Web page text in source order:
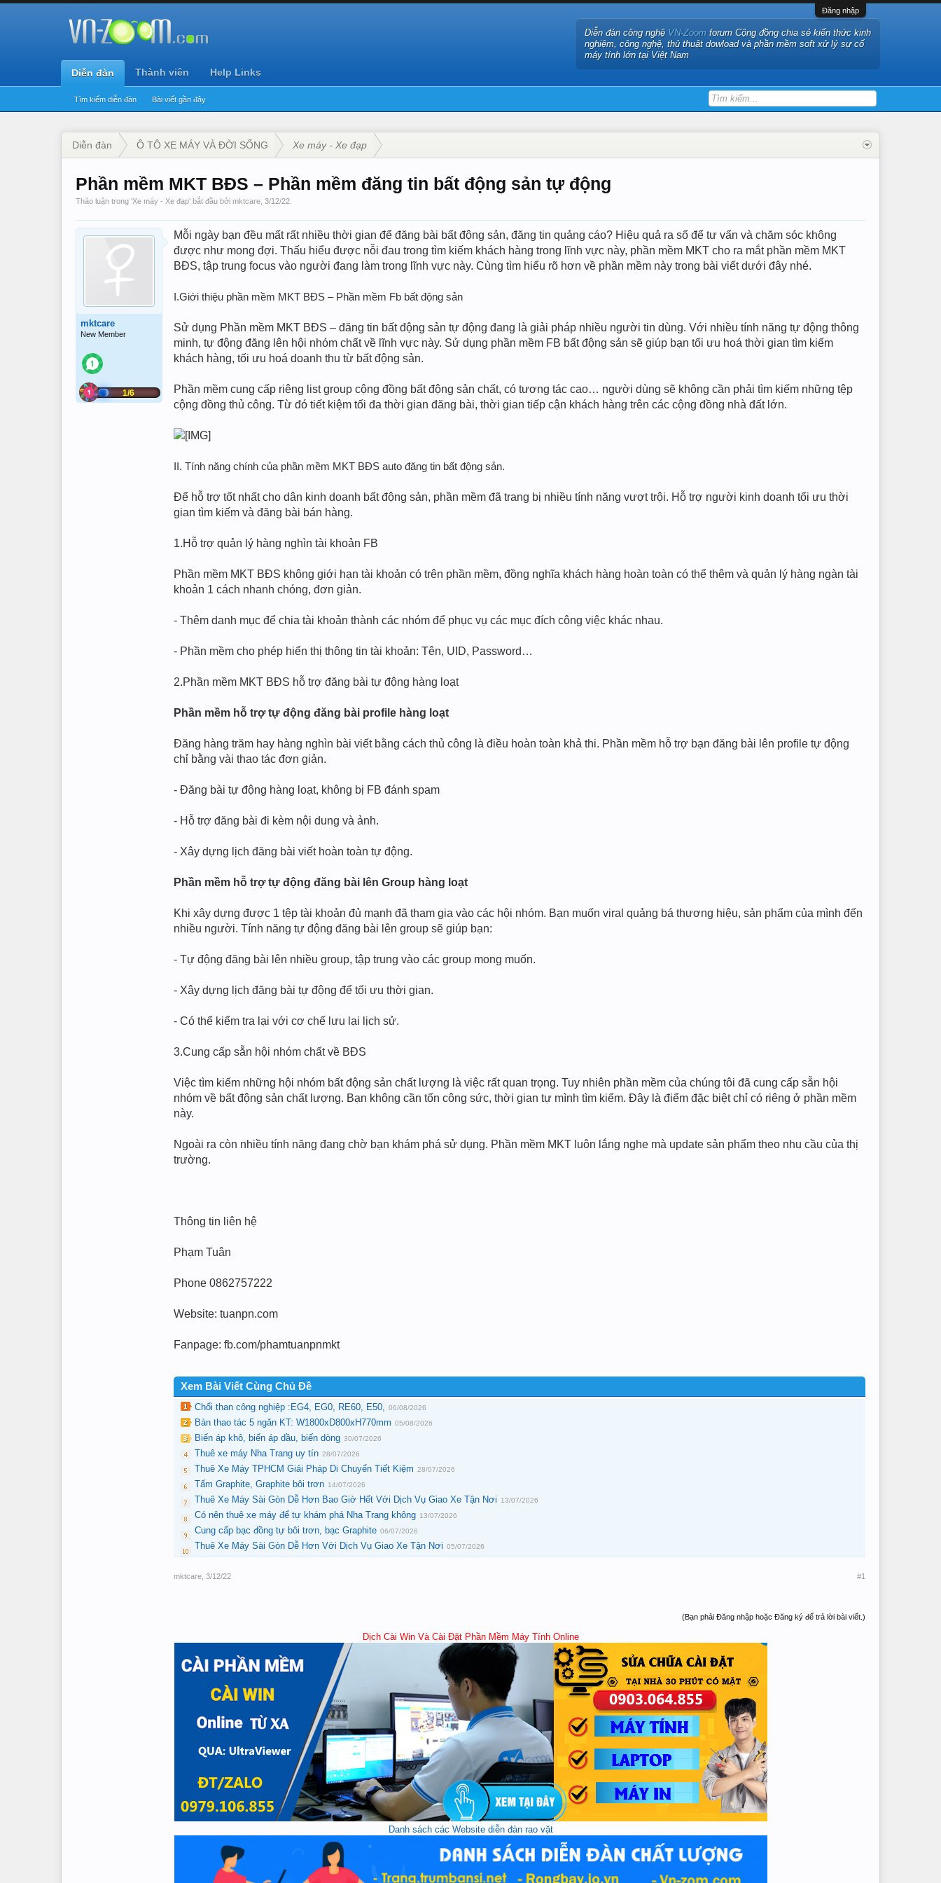
Đăng nhập
Diễn đàn công nghệ VN-Zoom forum Cộng đồng chia sẻ kiến thức kinh
nghiệm, công nghệ, thủ thuật dowload và phần mềm soft xử lý sự cố
máy tính lớn tại Việt Nam
Diễn đàn
Tìm kiếm diễn đàn Bài viết gần đây
Thành viên Help Links
Diễn đàn Ô TÔ XE MÁY VÀ ĐỜI SỐNG Xe máy - Xe đạp
Phần mềm MKT BĐS – Phần mềm đăng tin bất động sản tự động
Thảo luận trong 'Xe máy - Xe đạp' bắt đầu bởi mktcare 3/12/22
mktcare
New Member
1/6
Mỗi ngày bạn đều mất rất nhiều thời gian để đăng bài bất động sản, đăng tin quảng cáo? Hiệu quả ra số để tư vấn và chăm sóc không
được như mong đợi. Thấu hiểu được nỗi đau trong tìm kiếm khách hàng trong lĩnh vực này, phần mềm MKT cho ra mắt phần mềm MKT
BĐS, tập trung focus vào người đang làm trong lĩnh vực này. Cùng tìm hiểu rõ hơn về phần mềm này trong bài viết dưới đây nhé.
I.Giới thiệu phần mềm MKT BĐS – Phần mềm Fb bất động sản
Sử dụng Phần mềm MKT BĐS – đăng tin bất động sản tự động đang là giải pháp nhiều người tin dùng. Với nhiều tính năng tự động thông
minh, tự động đăng lên hội nhóm chất về lĩnh vực này. Sử dụng phần mềm FB bất động sản sẽ giúp bạn tối ưu hoá thời gian tìm kiếm
khách hàng, tối ưu hoá doanh thu từ bất động sản.
Phần mềm cung cấp riêng list group cộng đồng bất động sản chất, có tương tác cao… người dùng sẽ không cần phải tìm kiếm những tệp
cộng đồng thủ công. Từ đó tiết kiệm tối đa thời gian đăng bài, thời gian tiếp cận khách hàng trên các cộng đồng nhà đất lớn.
II. Tính năng chính của phần mềm MKT BĐS auto đăng tin bất động sản.
Để hỗ trợ tốt nhất cho dân kinh doanh bất động sản, phần mềm đã trang bị nhiều tính năng vượt trội. Hỗ trợ người kinh doanh tối ưu thời
gian tìm kiếm và đăng bài bán hàng.
1.Hỗ trợ quản lý hàng nghìn tài khoản FB
Phần mềm MKT BĐS không giới hạn tài khoản có trên phần mềm, đồng nghĩa khách hàng hoàn toàn có thể thêm và quản lý hàng ngàn tài
khoản 1 cách nhanh chóng, đơn giản.
- Thêm danh mục để chia tài khoản thành các nhóm để phục vụ các mục đích công việc khác nhau.
- Phần mềm cho phép hiển thị thông tin tài khoản: Tên, UID, Password…
2.Phần mềm MKT BĐS hỗ trợ đăng bài tự động hàng loạt
Phần mềm hỗ trợ tự động đăng bài profile hàng loạt
Đăng hàng trăm hay hàng nghìn bài viết bằng cách thủ công là điều hoàn toàn khả thi. Phần mềm hỗ trợ bạn đăng bài lên profile tự động
chỉ bằng vài thao tác đơn giản.
- Đăng bài tự động hàng loạt, không bị FB đánh spam
- Hỗ trợ đăng bài đi kèm nội dung và ảnh.
- Xây dựng lịch đăng bài viết hoàn toàn tự động.
Phần mềm hỗ trợ tự động đăng bài lên Group hàng loạt
Khi xây dựng được 1 tệp tài khoản đủ mạnh đã tham gia vào các hội nhóm. Bạn muốn viral quảng bá thương hiệu, sản phẩm của mình đến
nhiều người. Tính năng tự động đăng bài lên group sẽ giúp bạn:
- Tự động đăng bài lên nhiều group, tập trung vào các group mong muốn.
- Xây dựng lịch đăng bài tự động để tối ưu thời gian.
- Có thể kiểm tra lại với cơ chế lưu lại lịch sử.
3.Cung cấp sẵn hội nhóm chất về BĐS
Việc tìm kiếm những hội nhóm bất động sản chất lượng là việc rất quan trọng. Tuy nhiên phần mềm của chúng tôi đã cung cấp sẵn hội
nhóm về bất động sản chất lượng. Bạn không cần tốn công sức, thời gian tự mình tìm kiếm. Đây là điểm đặc biệt chỉ có riêng ở phần mềm
này.
Ngoài ra còn nhiều tính năng đang chờ bạn khám phá sử dụng. Phần mềm MKT luôn lắng nghe mà update sản phẩm theo nhu cầu của thị
trường.
Thông tin liên hệ
Phạm Tuân
Phone 0862757222
Website: tuanpn.com
Fanpage: fb.com/phamtuanpnmkt
Xem Bài Viết Cùng Chủ Đề
Chổi than công nghiệp :EG4, EG0, RE60, E50, 06/08/2026
Bàn thao tác 5 ngăn KT: W1800xD800xH770mm 05/08/2026
Biến áp khô, biến áp dầu, biến dòng 30/07/2026
Thuê xe máy Nha Trang uy tín 28/07/2026
Thuê Xe Máy TPHCM Giải Pháp Di Chuyển Tiết Kiệm 28/07/2026
Tấm Graphite, Graphite bôi trơn 14/07/2026
Thuê Xe Máy Sài Gòn Dễ Hơn Bao Giờ Hết Với Dịch Vụ Giao Xe Tận Nơi 13/07/2026
Có nên thuê xe máy để tự khám phá Nha Trang không 13/07/2026
Cung cấp bạc đồng tự bôi trơn, bạc Graphite 06/07/2026
Thuê Xe Máy Sài Gòn Dễ Hơn Với Dịch Vụ Giao Xe Tận Nơi 05/07/2026
mktcare 3/12/22 #1
(Bạn phải Đăng nhập hoặc Đăng ký để trả lời bài viết.)
Dịch Cài Win Và Cài Đặt Phần Mềm Máy Tính Online
Danh sách các Website diễn đàn rao vặt